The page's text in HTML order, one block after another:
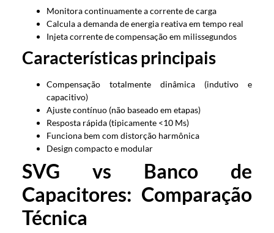
Monitora continuamente a corrente de carga
Calcula a demanda de energia reativa em tempo real
Injeta corrente de compensação em milissegundos
Características principais
Compensação totalmente dinâmica (indutivo e
capacitivo)
Ajuste contínuo (não baseado em etapas)
Resposta rápida (tipicamente <10 Ms)
Funciona bem com distorção harmônica
Design compacto e modular
SVG vs Banco de
Capacitores: Comparação
Técnica